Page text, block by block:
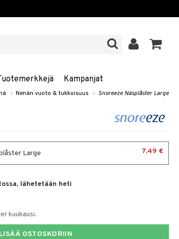
Kampanjat
» Nenän vuoto & tukkoisuus » Snoreeze Näsplåster Large
Large 7,49 €
lähetetään heti
kuukausi.
LISÄÄ OSTOSKORIIN